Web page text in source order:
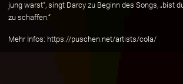
jung warst“, singt Darcy zu Beginn des Songs, „bist
zu schaffen.“
Mehr Infos: https://puschen.net/artists/cola/